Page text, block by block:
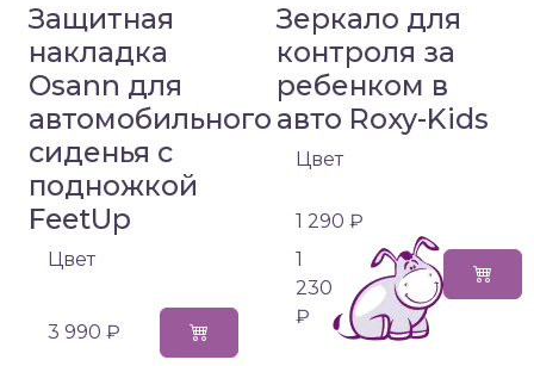
Защитная
накладка
Osann для
автомобильного
сиденья с
подножкой
FeetUp
Цвет
3 990 ₽
Зеркало для
контроля за
ребенком в
авто Roxy-Kids
Цвет
1 290 ₽
1
230
₽